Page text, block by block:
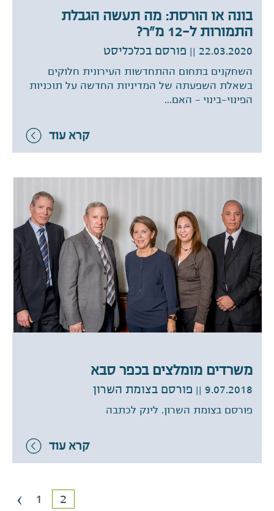
בונה או הורסת: מה תעשה הגבלת
התמורות ל-12 מ"ר?
22.03.2020 || פורסם בכלכליסט
השחקנים בתחום ההתחדשות העירונית חלוקים
בשאלת השפעתה של המדיניות החדשה על תוכניות
הפינוי-בינוי – האם...
קרא עוד
משרדים מומלצים בכפר סבא
9.07.2018 || פורסם בצומת השרון
פורסם בצומת השרון. לינק לכתבה
קרא עוד
‹ 1 2